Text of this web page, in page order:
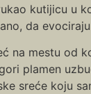
kutijicu u
da
na mestu od
plamen
sreće koju